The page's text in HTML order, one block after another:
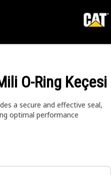
O-Ring Keçesi
a secure and effective seal,
optimal performance